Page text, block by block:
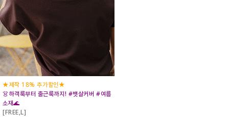
★제작 18% 추가할인★
👗하객룩부터 출근룩까지! #뱃살커버 #여름
소재🌊
[FREE,L]